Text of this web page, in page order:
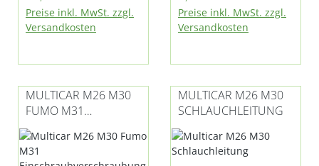
M26.2, M26.4, M26.5,
M30 und M31
Preise inkl. MwSt. zzgl.
Versandkosten
alle Modelle, M27,
Fumo M30 - alle
Preise inkl. MwSt. zzgl.
Versandkosten
MULTICAR M26 M30
FUMO M31
EINSCHRAUBVERSCH
RAUBUNG /
VERSCHRAUBUNG
MULTICAR M26 M30
SCHLAUCHLEITUNG